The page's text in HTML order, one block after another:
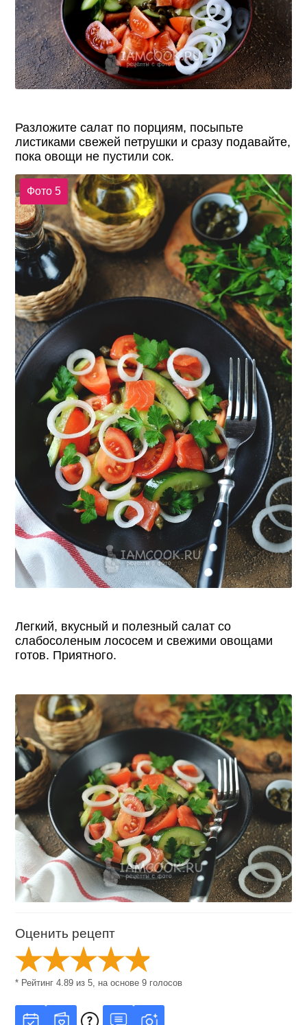
Разложите салат по порциям, посыпьте
листиками свежей петрушки и сразу подавайте,
пока овощи не пустили сок.
Фото 5
Легкий, вкусный и полезный салат со
слабосоленым лососем и свежими овощами
готов. Приятного.
Оценить рецепт
* Рейтинг4.89 из5 , на основе9 голосов